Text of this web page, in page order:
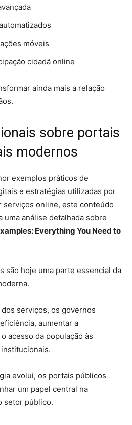
móveis
cidadã online
ainda mais a relação
sobre portais
modernos
exemplos práticos de
e estratégias utilizadas por
serviços online, este conteúdo
uma análise detalhada sobre
Everything You Need to
são hoje uma parte essencial da
serviços, os governos
aumentar a
acesso da população às
evolui, os portais públicos
um papel central na
setor público.